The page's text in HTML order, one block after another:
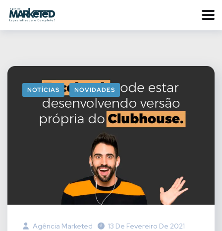
NOTÍCIAS NOVIDADES
Agência Marketed 13 De Fevereiro De 2021